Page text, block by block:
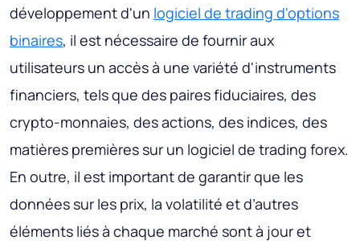
développement d'un logiciel de trading d'options
binaires, il est nécessaire de fournir aux
utilisateurs un accès à une variété d'instruments
financiers, tels que des paires fiduciaires, des
crypto-monnaies, des actions, des indices, des
matières premières sur un logiciel de trading forex.
En outre, il est important de garantir que les
données sur les prix, la volatilité et d’autres
éléments liés à chaque marché sont à jour et